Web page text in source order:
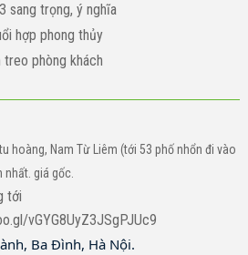
sang trọng, ý nghĩa
hợp phong thủy
treo phòng khách
hoàng, Nam Từ Liêm (tới 53 phố nhổn đi vào
nhất. giá gốc.
tới
vGYG8UyZ3JSgPJUc9
Ba Đình, Hà Nội.